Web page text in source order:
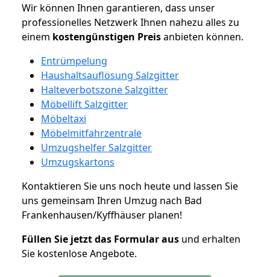
Wir können Ihnen garantieren, dass unser
professionelles Netzwerk Ihnen nahezu alles zu
einem kostengünstigen Preisanbieten können.
Entrümpelung
Haushaltsauflösung Salzgitter
Halteverbotszone Salzgitter
Möbellift Salzgitter
Möbeltaxi
Möbelmitfahrzentrale
Umzugshelfer Salzgitter
Umzugskartons
Kontaktieren Sie uns noch heute und lassen Sie
uns gemeinsam Ihren Umzug nach Bad
Frankenhausen/Kyffhäuser planen!
Füllen Sie jetzt das Formular aus und erhalten
Sie kostenlose Angebote.